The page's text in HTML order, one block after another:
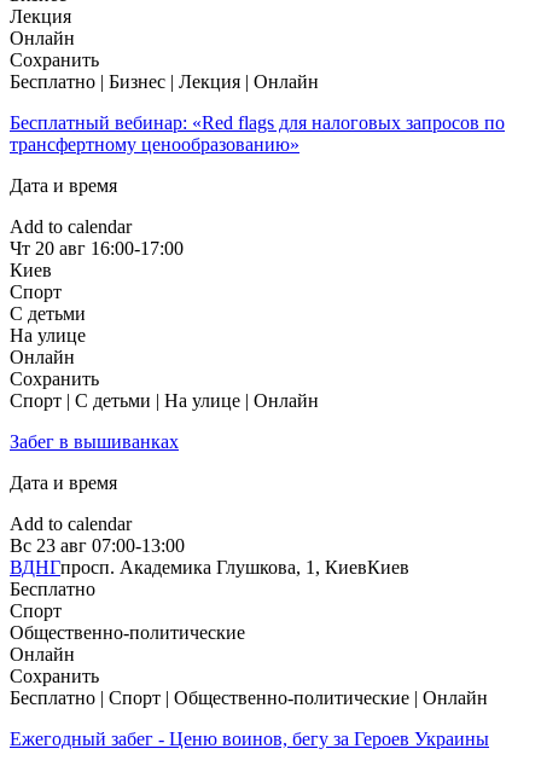
Лекция
Онлайн
Сохранить
Бесплатно | Бизнес | Лекция | Онлайн
Бесплатный вебинар: «Red flags для налоговых запросов по
трансфертному ценообразованию»
Дата и время
Add to calendar
Чт 20 авг 16:00-17:00
Киев
Спорт
С детьми
На улице
Онлайн
Сохранить
Спорт | С детьми | На улице | Онлайн
Забег в вышиванках
Дата и время
Add to calendar
Вс 23 авг 07:00-13:00
ВДНГпросп. Академика Глушкова, 1, КиевКиев
Бесплатно
Спорт
Общественно-политические
Онлайн
Сохранить
Бесплатно | Спорт | Общественно-политические | Онлайн
Ежегодный забег - Ценю воинов, бегу за Героев Украины